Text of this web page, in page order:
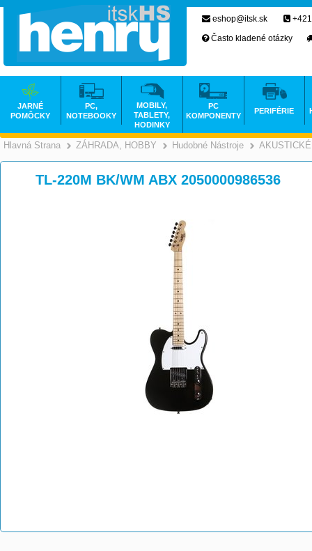
Hlavná Strana >
ZÁHRADA, HOBBY >
Hudobné Nástroje
TL-220M BK/WM ABX 2050000986536
eshop@itsk.sk
Často kladené otázky
JARNÉ
POMÔCKY
PC,
NOTEBOOKY
MOBILY,
TABLETY,
HODINKY
PC
KOMPONENTY
PERIFÉRIE